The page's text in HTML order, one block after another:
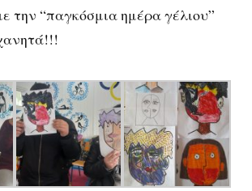
την “παγκόσμια ημέρα γέλιου”